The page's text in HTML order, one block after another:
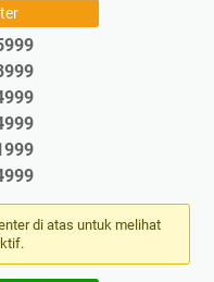
di atas untuk melihat